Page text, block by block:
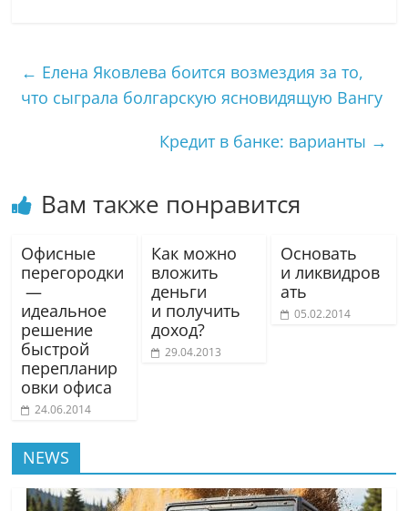
← Елена Яковлева боится возмездия за то,
что сыграла болгарскую ясновидящую Вангу
Кредит в банке: варианты →
Вам также понравится
Офисные
перегородки
—
идеальное
решение
быстрой
перепланир
овки офиса
24.06.2014
Как можно
вложить
деньги
и получить
доход?
29.04.2013
Основать
и ликвидров
ать
05.02.2014
NEWS